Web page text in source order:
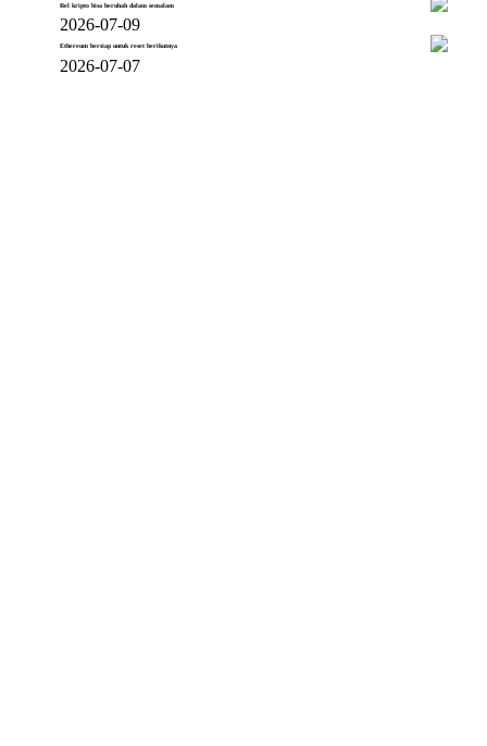
Rel kripto bisa berubah dalam semalam
2026-07-09
Ethereum bersiap untuk reset berikutnya
2026-07-07